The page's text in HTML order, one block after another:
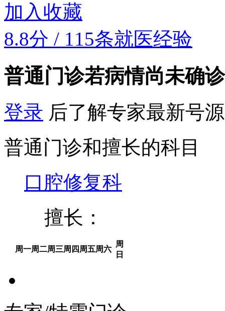
加入收藏
8.8分 / 115条就医经验
普通门诊若病情尚未确
登录 后了解专家最新号
普通门诊和擅长的科目
口腔修复科
擅长：
周一周二周三周四 周五周六
周
日